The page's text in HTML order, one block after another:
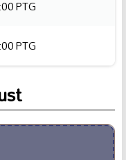
PTG
PTG